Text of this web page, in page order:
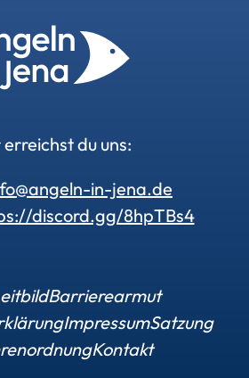
erreichst du uns:
in-jena.de
discord.gg/8hpTBs4
Barrierearmut
ImpressumSatzung
Kontakt